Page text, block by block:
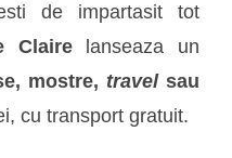
de impartasit tot
Clairelanseaza un
mostre, travelsau
cu transport gratuit.